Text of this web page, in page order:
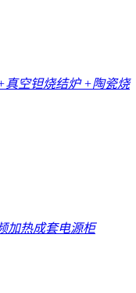
真空钽烧结炉+陶瓷烧
加热成套电源柜